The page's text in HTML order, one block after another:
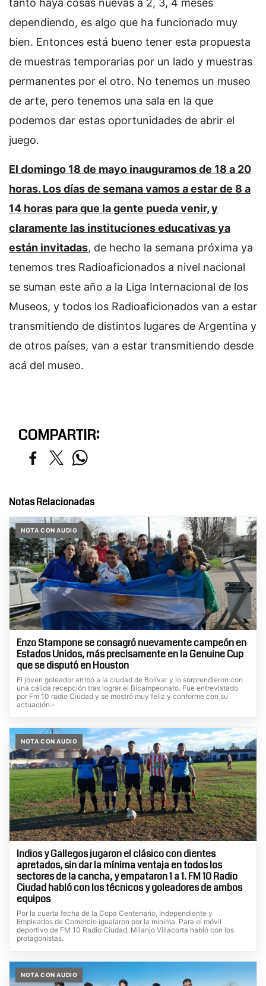
tanto haya cosas nuevas a 2, 3, 4 meses
dependiendo, es algo que ha funcionado muy
bien. Entonces está bueno tener esta propuesta
de muestras temporarias por un lado y muestras
permanentes por el otro. No tenemos un museo
de arte, pero tenemos una sala en la que
podemos dar estas oportunidades de abrir el
juego.
El domingo 18 de mayo inauguramos de 18 a 20
horas. Los días de semana vamos a estar de 8 a
14 horas para que la gente pueda venir, y
claramente las instituciones educativas ya
están invitadas, de hecho la semana próxima ya
tenemos tres Radioaficionados a nivel nacional
se suman este año a la Liga Internacional de los
Museos, y todos los Radioaficionados van a estar
transmitiendo de distintos lugares de Argentina y
de otros países, van a estar transmitiendo desde
acá del museo.
COMPARTIR:
Notas Relacionadas
NOTA CON AUDIO
Enzo Stampone se consagró nuevamente campeón en
Estados Unidos, más precisamente en la Genuine Cup
que se disputó en Houston
El joven goleador arribó a la ciudad de Bolívar y lo sorprendieron con
una cálida recepción tras lograr el Bicampeonato. Fue entrevistado
por Fm 10 radio Ciudad y se mostró muy feliz y conforme con su
actuación.-
NOTA CON AUDIO
Indios y Gallegos jugaron el clásico con dientes
apretados, sin dar la mínima ventaja en todos los
sectores de la cancha, y empataron 1 a 1. FM 10 Radio
Ciudad habló con los técnicos y goleadores de ambos
equipos
Por la cuarta fecha de la Copa Centenario, Independiente y
Empleados de Comercio igualaron por la mínima. Para el móvil
deportivo de FM 10 Radio Ciudad, Milanjo Villacorta habló con los
protagonistas.
NOTA CON AUDIO